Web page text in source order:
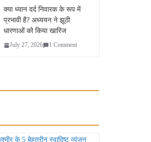
क्या ध्यान दर्द निवारक के रूप में
प्रभावी है? अध्ययन ने झूठी
धारणाओं को किया खारिज
July 27, 2026 1 Comment